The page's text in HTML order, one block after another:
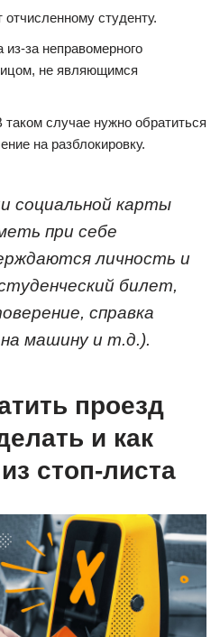
студенту.
за неправомерного
не являющимся
случае нужно обратиться
на разблокировку.
социальной карты
при себе
личность и
билет,
справка
машину и т.д.).
проезд
и как
стоп-листа